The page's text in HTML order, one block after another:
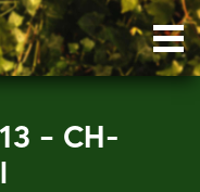
– CH-